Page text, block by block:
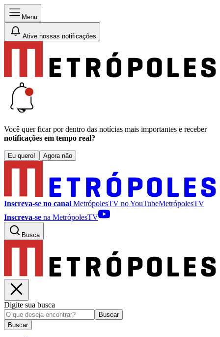
Menu
Ative nossas notificações
Você quer ficar por dentro das notícias mais importantes e receber
notificações em tempo real?
Eu quero! Agora não
Inscreva-se no canal MetrópolesTV noYouTubeMetrópolesTV
Inscreva-se na MetrópolesTV
Busca
Digite sua busca
Buscar
Buscar